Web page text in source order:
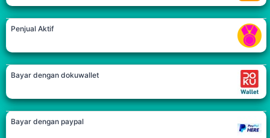
Penjual Aktif
Bayar dengan dokuwallet
Bayar dengan paypal